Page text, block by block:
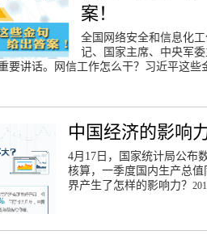
案！
全国网络安全和信息化
记、国家主席、中央军
要讲话。网信工作怎么干？习近平这些
中国经济的影响
4月17日，国家统计局公布
核算，一季度国内生产总
界产生了怎样的影响力？